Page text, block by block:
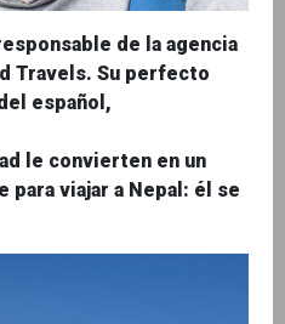
de la agencia
Travels. Su perfecto
español,
le convierten en un
viajar a Nepal: él se